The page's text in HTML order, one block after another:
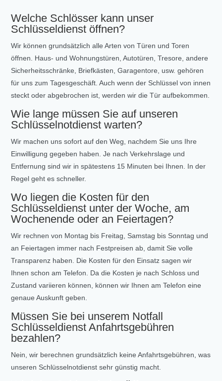
Welche Schlösser kann unser
Schlüsseldienst öffnen?
Wir können grundsätzlich alle Arten von Türen und Toren
öffnen. Haus- und Wohnungstüren, Autotüren, Tresore, andere
Sicherheitsschränke, Briefkästen, Garagentore, usw. gehören
für uns zum Tagesgeschäft. Auch wenn der Schlüssel von innen
steckt oder abgebrochen ist, werden wir die Tür aufbekommen.
Wie lange müssen Sie auf unseren
Schlüsselnotdienst warten?
Wir machen uns sofort auf den Weg, nachdem Sie uns Ihre
Einwilligung gegeben haben. Je nach Verkehrslage und
Entfernung sind wir in spätestens 15 Minuten bei Ihnen. In der
Regel geht es schneller.
Wo liegen die Kosten für den
Schlüsseldienst unter der Woche, am
Wochenende oder an Feiertagen?
Wir rechnen von Montag bis Freitag, Samstag bis Sonntag und
an Feiertagen immer nach Festpreisen ab, damit Sie volle
Transparenz haben. Die Kosten für den Einsatz sagen wir
Ihnen schon am Telefon. Da die Kosten je nach Schloss und
Zustand variieren können, können wir Ihnen am Telefon eine
genaue Auskunft geben.
Müssen Sie bei unserem Notfall
Schlüsseldienst Anfahrtsgebühren
bezahlen?
Nein, wir berechnen grundsätzlich keine Anfahrtsgebühren, was
unseren Schlüsselnotdienst sehr günstig macht.